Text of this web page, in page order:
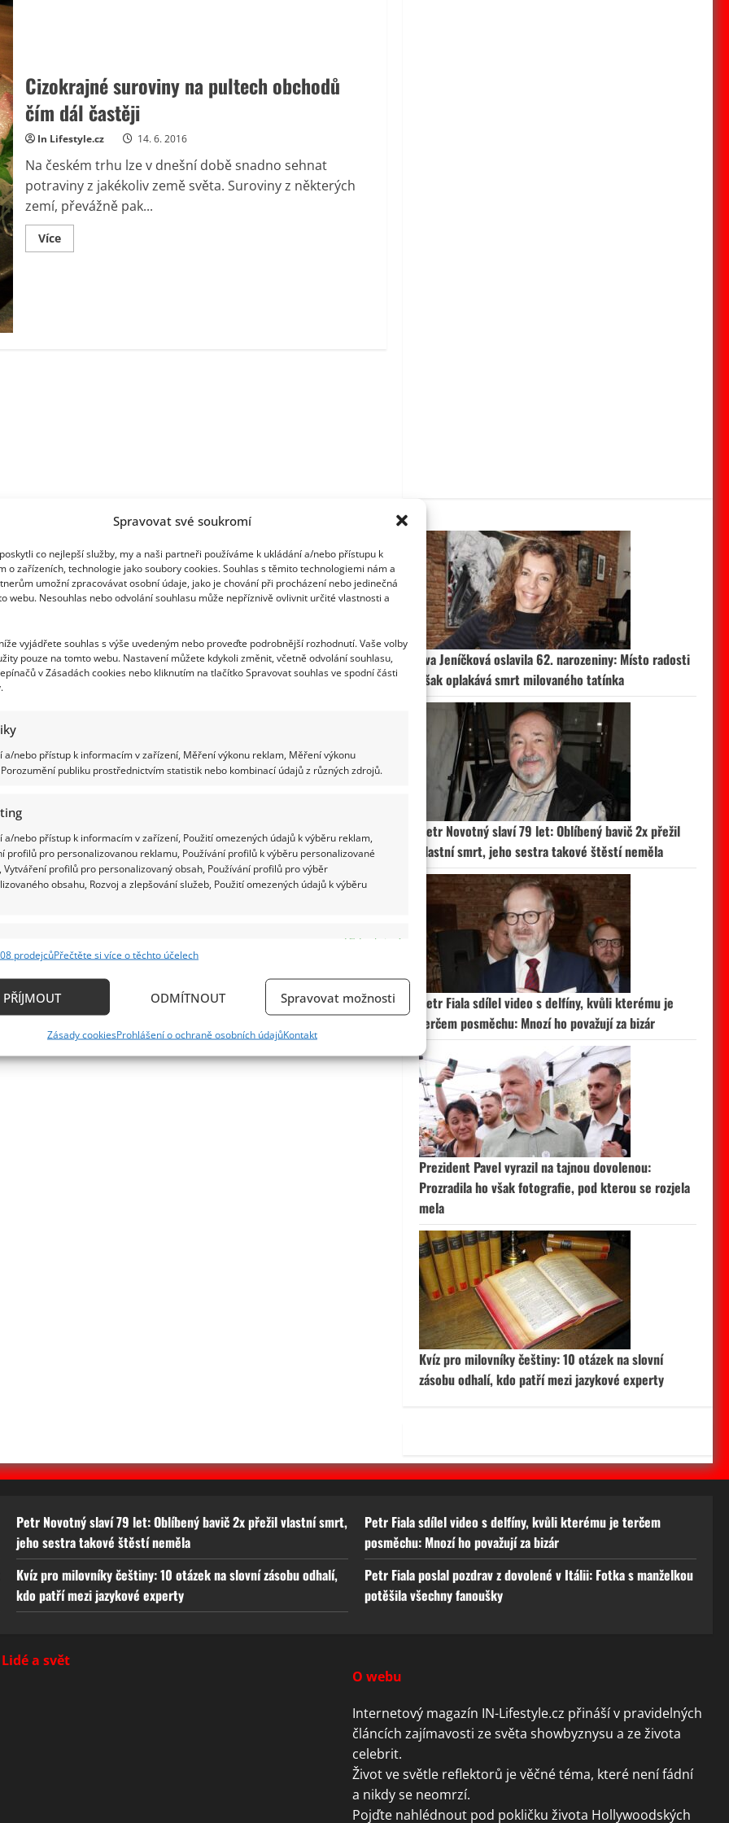
Spravovat své soukromí
co nejlepší služby, my a naši partneři používáme k ukládání a/nebo přístupu k
o zařízeních, technologie jako soubory cookies. Souhlas s těmito technologiemi nám a
umožní zpracovávat osobní údaje, jako je chování při procházení nebo jedinečná
webu. Nesouhlas nebo odvolání souhlasu může nepříznivě ovlivnit určité vlastnosti a
vyjádřete souhlas s výše uvedeným nebo proveďte podrobnější rozhodnutí. Vaše volby
pouze na tomto webu. Nastavení můžete kdykoli změnit, včetně odvolání souhlasu,
v Zásadách cookies nebo kliknutím na tlačítko Spravovat souhlas ve spodní části
a/nebo přístup k informacím v zařízení, Měření výkonu reklam, Měření výkonu
publiku prostřednictvím statistik nebo kombinací údajů z různých zdrojů.
a/nebo přístup k informacím v zařízení, Použití omezených údajů k výběru reklam,
profilů pro personalizovanou reklamu, Používání profilů k výběru personalizované
Vytváření profilů pro personalizovaný obsah, Používání profilů pro výběr
obsahu, Rozvoj a zlepšování služeb, Použití omezených údajů k výběru
Vždy aktivní
zařízení na základě automaticky přenášených informací.
aktivně požadovaných informací.
prodejcůPřečtěte si více o těchto účelech
PŘÍJMOUT ODMÍTNOUT Spravovat možnosti
Zásady cookiesProhlášení o ochraně osobních údajůKontakt
Cizokrajné suroviny na pultech obchodů
čím dál častěji
In Lifestyle.cz 14. 6. 2016
Na českém trhu lze v dnešní době snadno sehnat
potraviny z jakékoliv země světa. Suroviny z některých
zemí, převážně pak...
VíceRead
more
Eva Jeníčková oslavila 62. narozeniny: Místo radosti
však oplakává smrt milovaného tatínka
Petr Novotný slaví 79 let: Oblíbený bavič 2x přežil
vlastní smrt, jeho sestra takové štěstí neměla
Petr Fiala sdílel video s delfíny, kvůli kterému je
terčem posměchu: Mnozí ho považují za bizár
Prezident Pavel vyrazil na tajnou dovolenou:
Prozradila ho však fotografie, pod kterou se rozjela
mela
Kvíz pro milovníky češtiny: 10 otázek na slovní
zásobu odhalí, kdo patří mezi jazykové experty
Petr Novotný slaví 79 let: Oblíbený bavič 2x přežil vlastní smrt,
jeho sestra takové štěstí neměla
Petr Fiala sdílel video s delfíny, kvůli kterému je terčem
posměchu: Mnozí ho považují za bizár
Kvíz pro milovníky češtiny: 10 otázek na slovní zásobu odhalí,
kdo patří mezi jazykové experty
Petr Fiala poslal pozdrav z dovolené v Itálii: Fotka s manželkou
potěšila všechny fanoušky
Lidé a svět
O webu
Internetový magazín IN-Lifestyle.cz přináší v pravidelných
článcích zajímavosti ze světa showbyznysu a ze života
celebrit.
Život ve světle reflektorů je věčné téma, které není fádní
a nikdy se neomrzí.
Pojďte nahlédnout pod pokličku života Hollywoodských